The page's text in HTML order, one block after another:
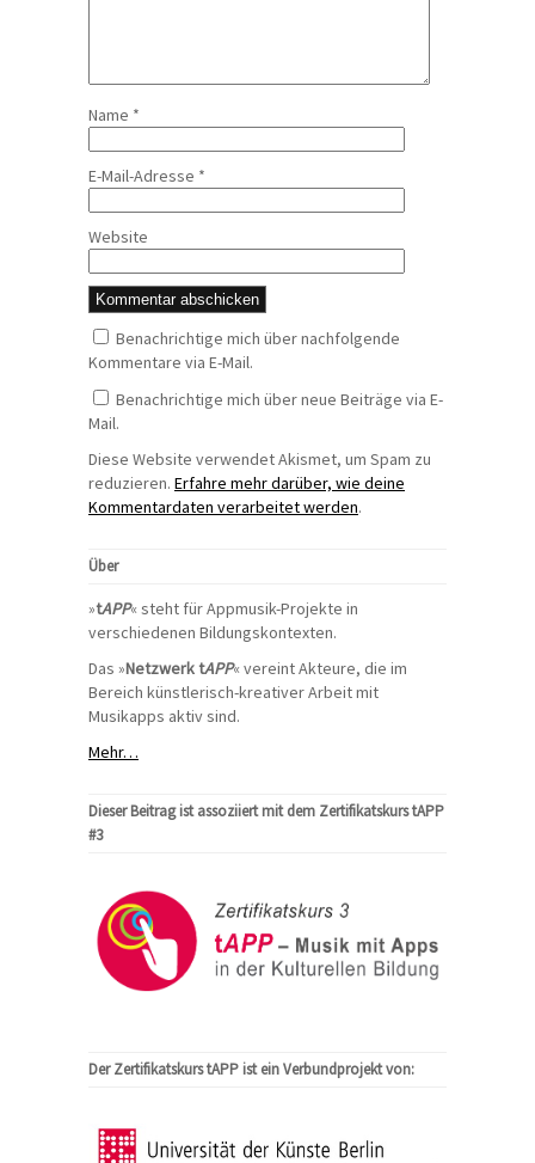
Name *
E-Mail-Adresse *
Website
Benachrichtige mich über nachfolgende
Kommentare via E-Mail.
Benachrichtige mich über neue Beiträge via E-
Mail.
Diese Website verwendet Akismet, um Spam zu
reduzieren. Erfahre mehr darüber, wie deine
Kommentardaten verarbeitet werden.
Über
»tAPP« steht für Appmusik-Projekte in
verschiedenen Bildungskontexten.
Das »Netzwerk tAPP« vereint Akteure, die im
Bereich künstlerisch-kreativer Arbeit mit
Musikapps aktiv sind.
Mehr…
Dieser Beitrag ist assoziiert mit dem Zertifikatskurs tAPP
#3
Der Zertifikatskurs tAPP ist ein Verbundprojekt von: